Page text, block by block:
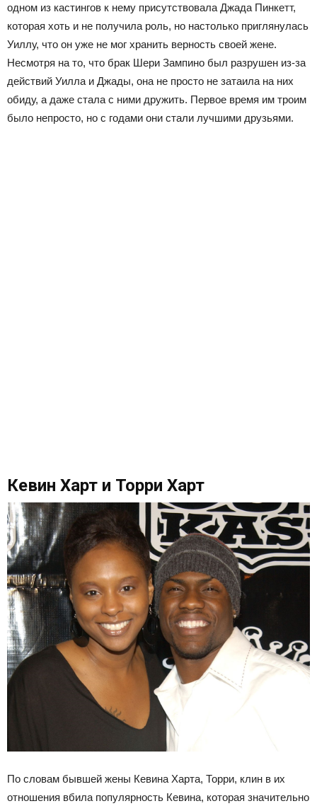
одном из кастингов к нему присутствовала Джада Пинкетт,
которая хоть и не получила роль, но настолько приглянулась
Уиллу, что он уже не мог хранить верность своей жене.
Несмотря на то, что брак Шери Зампино был разрушен из-за
действий Уилла и Джады, она не просто не затаила на них
обиду, а даже стала с ними дружить. Первое время им троим
было непросто, но с годами они стали лучшими друзьями.
Кевин Харт и Торри Харт
По словам бывшей жены Кевина Харта, Торри, клин в их
отношения вбила популярность Кевина, которая значительно